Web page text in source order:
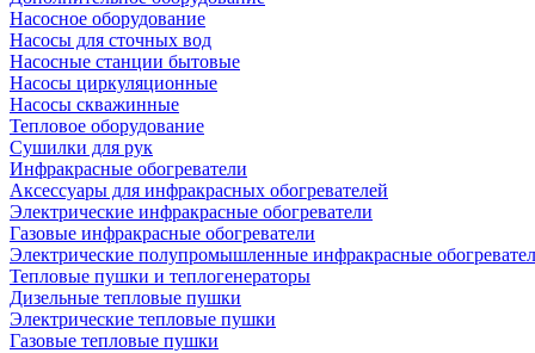
Насосное оборудование
Насосы для сточных вод
Насосные станции бытовые
Насосы циркуляционные
Насосы скважинные
Тепловое оборудование
Сушилки для рук
Инфракрасные обогреватели
Аксессуары для инфракрасных обогревателей
Электрические инфракрасные обогреватели
Газовые инфракрасные обогреватели
Электрические полупромышленные инфракрасные
Тепловые пушки и теплогенераторы
Дизельные тепловые пушки
Электрические тепловые пушки
Газовые тепловые пушки